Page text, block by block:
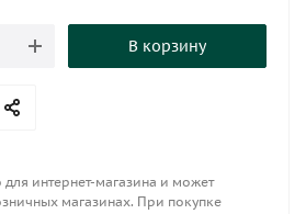
В корзину
для интернет-магазина и может
магазинах. При покупке